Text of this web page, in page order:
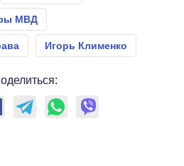
МВД
Игорь Клименко